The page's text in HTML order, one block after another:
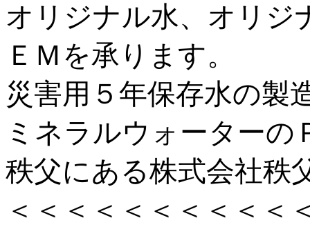
オリジナル水、オリジ
ＥＭを承ります。
災害用５年保存水の製
ミネラルウォーターの
秩父にある株式会社秩
＜＜＜＜＜＜＜＜＜＜